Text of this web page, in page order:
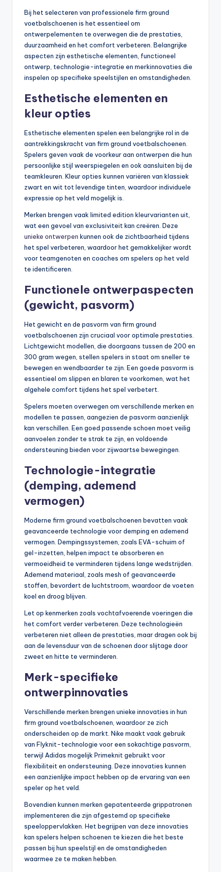
Bij het selecteren van professionele firm ground
voetbalschoenen is het essentieel om
ontwerpelementen te overwegen die de prestaties,
duurzaamheid en het comfort verbeteren. Belangrijke
aspecten zijn esthetische elementen, functioneel
ontwerp, technologie-integratie en merkinnovaties die
inspelen op specifieke speelstijlen en omstandigheden.
Esthetische elementen en
kleur opties
Esthetische elementen spelen een belangrijke rol in de
aantrekkingskracht van firm ground voetbalschoenen.
Spelers geven vaak de voorkeur aan ontwerpen die hun
persoonlijke stijl weerspiegelen en ook aansluiten bij de
teamkleuren. Kleur opties kunnen variëren van klassiek
zwart en wit tot levendige tinten, waardoor individuele
expressie op het veld mogelijk is.
Merken brengen vaak limited edition kleurvarianten uit,
wat een gevoel van exclusiviteit kan creëren. Deze
unieke ontwerpen kunnen ook de zichtbaarheid tijdens
het spel verbeteren, waardoor het gemakkelijker wordt
voor teamgenoten en coaches om spelers op het veld
te identificeren.
Functionele ontwerpaspecten
(gewicht, pasvorm)
Het gewicht en de pasvorm van firm ground
voetbalschoenen zijn cruciaal voor optimale prestaties.
Lichtgewicht modellen, die doorgaans tussen de 200 en
300 gram wegen, stellen spelers in staat om sneller te
bewegen en wendbaarder te zijn. Een goede pasvorm is
essentieel om slippen en blaren te voorkomen, wat het
algehele comfort tijdens het spel verbetert.
Spelers moeten overwegen om verschillende merken en
modellen te passen, aangezien de pasvorm aanzienlijk
kan verschillen. Een goed passende schoen moet veilig
aanvoelen zonder te strak te zijn, en voldoende
ondersteuning bieden voor zijwaartse bewegingen.
Technologie-integratie
(demping, ademend
vermogen)
Moderne firm ground voetbalschoenen bevatten vaak
geavanceerde technologie voor demping en ademend
vermogen. Dempingssystemen, zoals EVA-schuim of
gel-inzetten, helpen impact te absorberen en
vermoeidheid te verminderen tijdens lange wedstrijden.
Ademend materiaal, zoals mesh of geavanceerde
stoffen, bevordert de luchtstroom, waardoor de voeten
koel en droog blijven.
Let op kenmerken zoals vochtafvoerende voeringen die
het comfort verder verbeteren. Deze technologieën
verbeteren niet alleen de prestaties, maar dragen ook bij
aan de levensduur van de schoenen door slijtage door
zweet en hitte te verminderen.
Merk-specifieke
ontwerpinnovaties
Verschillende merken brengen unieke innovaties in hun
firm ground voetbalschoenen, waardoor ze zich
onderscheiden op de markt. Nike maakt vaak gebruik
van Flyknit-technologie voor een sokachtige pasvorm,
terwijl Adidas mogelijk Primeknit gebruikt voor
flexibiliteit en ondersteuning. Deze innovaties kunnen
een aanzienlijke impact hebben op de ervaring van een
speler op het veld.
Bovendien kunnen merken gepatenteerde grippatronen
implementeren die zijn afgestemd op specifieke
speeloppervlakken. Het begrijpen van deze innovaties
kan spelers helpen schoenen te kiezen die het beste
passen bij hun speelstijl en de omstandigheden
waarmee ze te maken hebben.